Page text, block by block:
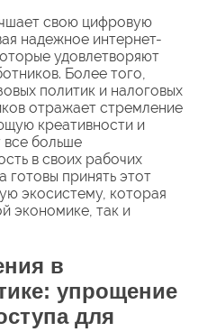
свою цифровую
надежное интернет-
удовлетворяют
Более того,
политик и налоговых
отражает стремление
креативности и
все больше
в своих рабочих
готовы принять этот
экосистему, которая
экономике, так и
в
упрощение
для